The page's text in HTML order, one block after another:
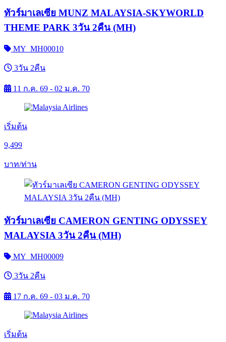
ทัวร์มาเลเซีย MUNZ MALAYSIA-SKYWORLD
THEME PARK 3วัน 2คืน (MH)
MY_MH00010
3วัน 2คืน
11 ก.ค. 69 - 02 ม.ค. 70
เริ่มต้น
9,499
บาท/ท่าน
ทัวร์มาเลเซีย CAMERON GENTING ODYSSEY
MALAYSIA 3วัน 2คืน (MH)
MY_MH00009
3วัน 2คืน
17 ก.ค. 69 - 03 ม.ค. 70
เริ่มต้น